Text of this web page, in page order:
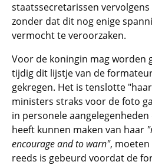
staatssecretarissen
zonder dat dit nog enige
vermocht te veroorzaken.
Voor de koningin mag worden
tijdig dit lijstje van de
gekregen. Het is tenslotte
ministers straks voor de foto
in personele
heeft kunnen maken van haar
encourage and to warn",
reeds is gebeurd voordat de